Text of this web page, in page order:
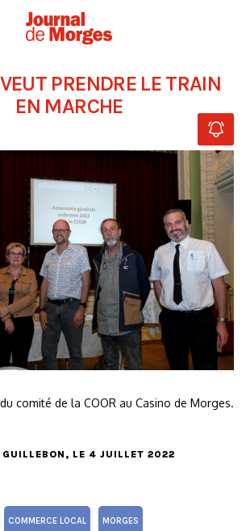
PRENDRE LE TRAIN
EN MARCHE
comité de la COOR au Casino de Morges.
GUILLEBON , LE 4 JUILLET 2022
COMMERCE LOCAL MORGES